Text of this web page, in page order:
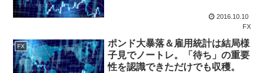
2016.10.10
FX
FX
ポンド大暴落＆雇用統計は結局様
子見でノートレ。「待ち」の重要
性を認識できただけでも収穫。